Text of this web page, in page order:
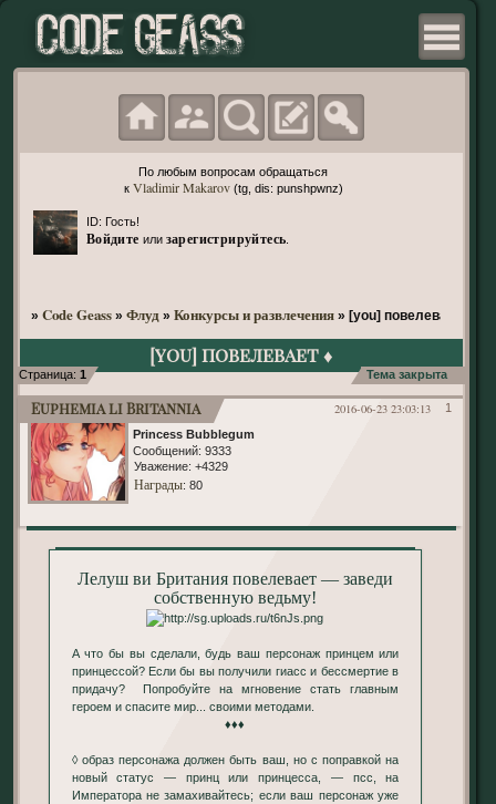
По любым вопросам обращаться
к Vladimir Makarov(tg, dis: punshpwnz)
ID: Гость!
Войдите или зарегистрируйтесь
» Code Geass » Флуд » Конкурсы и развлечения » [you] повелевает ♦
[you] повелевает ♦
Страница: 1 Тема закрыта
1
2016-06-23 23:03:13
Euphemia li Britannia
Princess Bubblegum
Сообщений: 9333
Уважение: +4329
Награды: 80
Лелуш ви Британия повелевает — заведи
собственную ведьму!
А что бы вы сделали, будь ваш персонаж принцем или
принцессой? Если бы вы получили гиасс и бессмертие в
придачу? Попробуйте на мгновение стать главным
героем и спасите мир... своими методами.
♦♦♦
◊ образ персонажа должен быть ваш, но с поправкой на
новый статус — принц или принцесса, — псс, на
Императора не замахивайтесь; если ваш персонаж уже